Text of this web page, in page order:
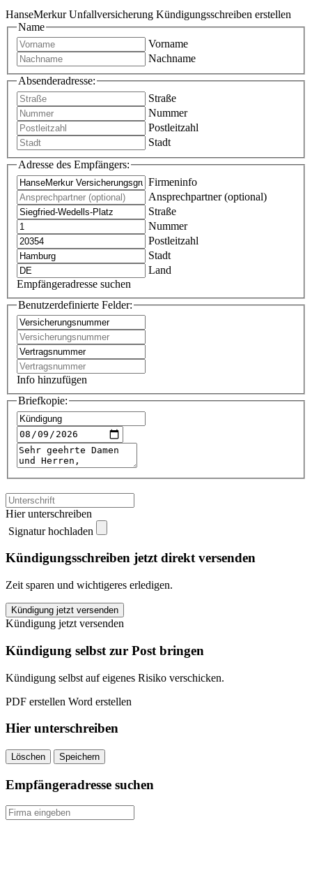
HanseMerkur Unfallversicherung Kündigungsschreiben erstellen
Name
Vorname
Nachname
Absenderadresse:
Straße
Nummer
Postleitzahl
Stadt
Adresse des Empfängers:
Firmeninfo
Ansprechpartner (optional)
Straße
Nummer
Postleitzahl
Stadt
Land
Empfängeradresse suchen
Benutzerdefinierte Felder:
Info hinzufügen
Briefkopie:
Hier unterschreiben
Signatur hochladen
Kündigungsschreiben jetzt direkt versenden
Zeit sparen und wichtigeres erledigen.
HanseMerkur
Unfallversicherung
kündigen
quantity
Kündigung jetzt versenden
Kündigung jetzt versenden
Kündigung selbst zur Post bringen
Kündigung selbst auf eigenes Risiko verschicken.
PDF erstellen Word erstellen
Hier unterschreiben
Löschen Speichern
Empfängeradresse suchen